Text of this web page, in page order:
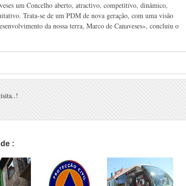
um Concelho aberto, atractivo, competitivo, dinâmico,
Trata-se de um PDM de nova geração, com uma visão
da nossa terra, Marco de Canaveses», concluiu o
: